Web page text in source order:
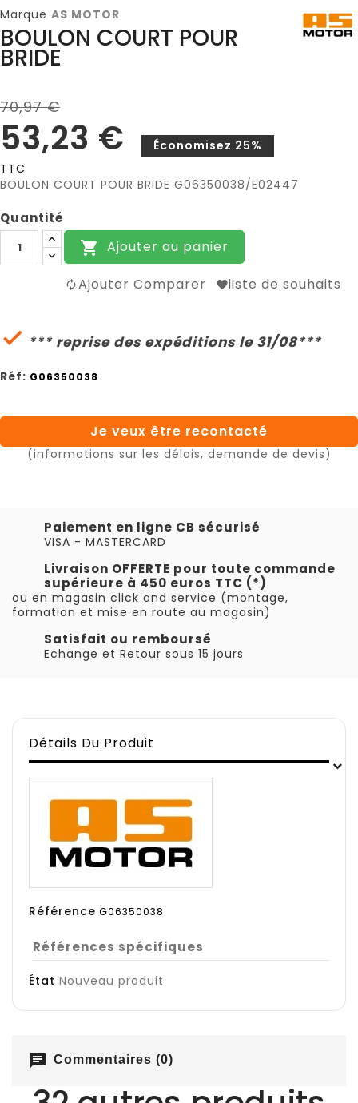
Marque AS MOTOR
BOULON COURT POUR
BRIDE
70,97 €
53,23 €
Économisez 25%
TTC
BOULON COURT POUR BRIDE G06350038/E02447
Quantité
 Ajouter au panier
Ajouter Comparer liste de souhaits
 *** reprise des expéditions le 31/08***
Réf: G06350038
Je veux être recontacté
(informations sur les délais, demande de devis)
Paiement en ligne CB sécurisé
VISA - MASTERCARD
Livraison OFFERTE pour toute commande
supérieure à 450 euros TTC (*)
ou en magasin click and service (montage,
formation et mise en route au magasin)
Satisfait ou remboursé
Echange et Retour sous 15 jours
Détails Du Produit
Référence G06350038
Références spécifiques
État Nouveau produit
chat Commentaires (0)